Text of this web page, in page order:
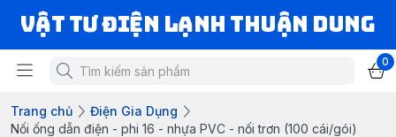
VẬT TƯ ĐIỆN LẠNH THUẬN DUNG
0
Trang chủ
Điện Gia Dụng
Nối ống dẫn điện - phi 16 - nhựa PVC - nối trơn (100 cái/gói)